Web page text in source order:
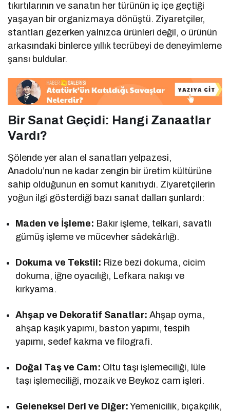
tıkırtılarının ve sanatın her türünün iç içe geçtiği
yaşayan bir organizmaya dönüştü. Ziyaretçiler,
stantları gezerken yalnızca ürünleri değil, o ürünün
arkasındaki binlerce yıllık tecrübeyi de deneyimleme
şansı buldular.
Bir Sanat Geçidi: Hangi Zanaatlar
Vardı?
Şölende yer alan el sanatları yelpazesi,
Anadolu’nun ne kadar zengin bir üretim kültürüne
sahip olduğunun en somut kanıtıydı. Ziyaretçilerin
yoğun ilgi gösterdiği bazı sanat dalları şunlardı:
Maden ve İşleme: Bakır işleme, telkari, savatlı
gümüş işleme ve mücevher sâdekârlığı.
Dokuma ve Tekstil: Rize bezi dokuma, cicim
dokuma, iğne oyacılığı, Lefkara nakışı ve
kırkyama.
Ahşap ve Dekoratif Sanatlar: Ahşap oyma,
ahşap kaşık yapımı, baston yapımı, tespih
yapımı, sedef kakma ve filografi.
Doğal Taş ve Cam: Oltu taşı işlemeciliği, lüle
taşı işlemeciliği, mozaik ve Beykoz cam işleri.
Geleneksel Deri ve Diğer: Yemenicilik, bıçakçılık,